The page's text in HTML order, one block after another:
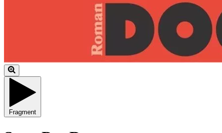
Fragment